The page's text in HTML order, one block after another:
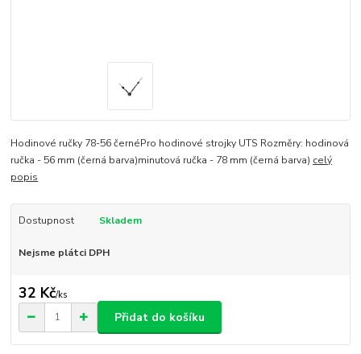
Hodinové ručky 78-56 černéPro hodinové strojky UTS Rozměry: hodinová
ručka - 56 mm (černá barva)minutová ručka - 78 mm (černá barva) celý
popis
Dostupnost Skladem
Nejsme plátci DPH
32 Kč/ks
Přidat do košíku